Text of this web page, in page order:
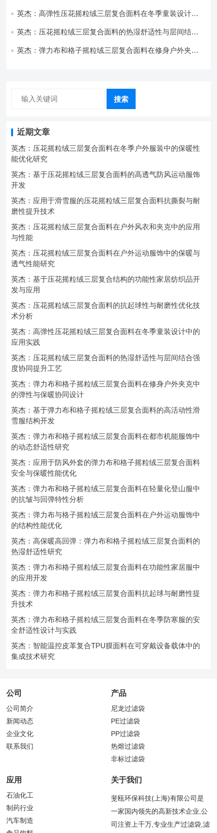
英杰：高弹性压花摇粒绒三层复合面料在冬季童装设计中
英杰：压花摇粒绒三层复合面料的热湿舒适性与层间结合
英杰：弹力布和格子摇粒绒三层复合面料在修身户外夹克
搜索
近期文章
英杰：压花摇粒绒三层复合面料在冬季户外服装中的保暖性
能优化研究
英杰：基于压花摇粒绒三层复合面料的高透气防风运动服饰
开发
英杰：应用于滑雪服的压花摇粒绒三层复合面料抗撕裂与耐
磨性提升技术
英杰：压花摇粒绒三层复合面料在户外风衣和夹克中的应用
与性能
英杰：压花摇粒绒三层复合面料在户外运动服饰中的保暖与
透气性能研究
英杰：基于压花摇粒绒三层复合结构的功能性家居纺织品开
发与应用
英杰：压花摇粒绒三层复合面料的抗起球性与耐磨性优化技
术分析
英杰：高弹性压花摇粒绒三层复合面料在冬季童装设计中的
应用实践
英杰：压花摇粒绒三层复合面料的热湿舒适性与层间结合强
度协同提升工艺
英杰：弹力布和格子摇粒绒三层复合面料在修身户外夹克中
的弹性与保暖协同设计
英杰：基于弹力布和格子摇粒绒三层复合面料的高活动性滑
雪服结构开发
英杰：弹力布和格子摇粒绒三层复合面料在都市机能服饰中
的动态舒适性研究
英杰：应用于防风外套的弹力布和格子摇粒绒三层复合面料
安全与保暖性能优化
英杰：弹力布和格子摇粒绒三层复合面料在轻量化登山服中
的抗皱与回弹特性分析
英杰：弹力布与格子摇粒绒三层复合面料在户外运动服饰中
的结构性能优化
英杰：高保暖高回弹：弹力布和格子摇粒绒三层复合面料的
热湿舒适性研究
英杰：弹力布和格子摇粒绒三层复合面料在功能性家居服中
的应用开发
英杰：弹力布和格子摇粒绒三层复合面料抗起球与耐磨性提
升技术
英杰：弹力布和格子摇粒绒三层复合面料在冬季防寒服的安
全舒适性设计与实践
英杰：智能温控皮革复合TPU膜面料在可穿戴设备载体中的
集成技术研究
公司
公司简介
新闻动态
企业文化
联系我们
产品
尼龙过滤袋
PE过滤袋
PP过滤袋
热熔过滤袋
非标过滤袋
应用
石油化工
制药行业
汽车制造
关于我们
斐瓯环保科技(上海)有限公司是
一家国内领先的高新技术企业,公
司注资上千万,专业生产过滤袋,滤